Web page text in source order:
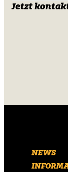
Jetzt
NEWS